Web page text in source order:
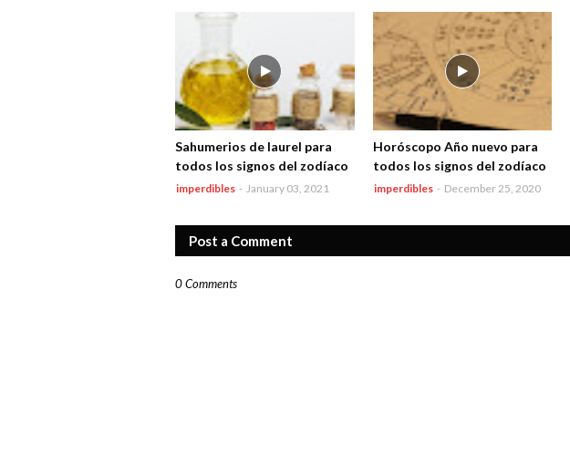
Sahumerios de laurel para
todos los signos del zodíaco
imperdibles - January 03, 2021
Horóscopo Año nuevo para
todos los signos del zodíaco
imperdibles - December 25, 2020
Post a Comment
0 Comments